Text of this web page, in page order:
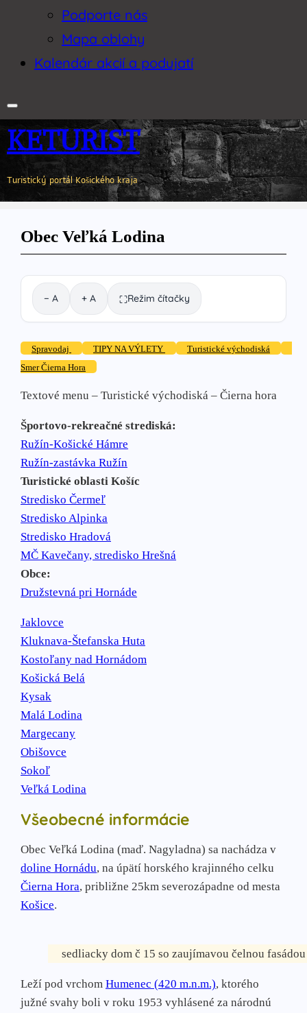
Podporte nás
Mapa oblohy
Kalendár akcií a podujatí
KETURIST
Turistický portál Košického kraja
Obec Veľká Lodina
− A + A ⛶Režim čítačky
Spravodaj TIPY NA VÝLETY
Turistické východiská
Smer Čierna Hora
Textové menu – Turistické východiská – Čierna hora
Športovo-rekreačné strediská:
Ružín-Košické Hámre
Ružín-zastávka Ružín
Turistické oblasti Košíc
Stredisko Čermeľ
Stredisko Alpinka
Stredisko Hradová
MČ Kavečany, stredisko Hrešná
Obce:
Družstevná pri Hornáde
Jaklovce
Kluknava-Štefanska Huta
Kostoľany nad Hornádom
Košická Belá
Kysak
Malá Lodina
Margecany
Obišovce
Sokoľ
Veľká Lodina
Všeobecné informácie
Obec Veľká Lodina (maď. Nagyladna) sa nachádza v
doline Hornádu, na úpätí horského krajinného celku
Čierna Hora, približne 25km severozápadne od mesta
Košice.
sedliacky dom č 15 so zaujímavou čelnou fasádou
Leží pod vrchom Humenec (420 m.n.m.), ktorého
južné svahy boli v roku 1953 vyhlásené za národnú